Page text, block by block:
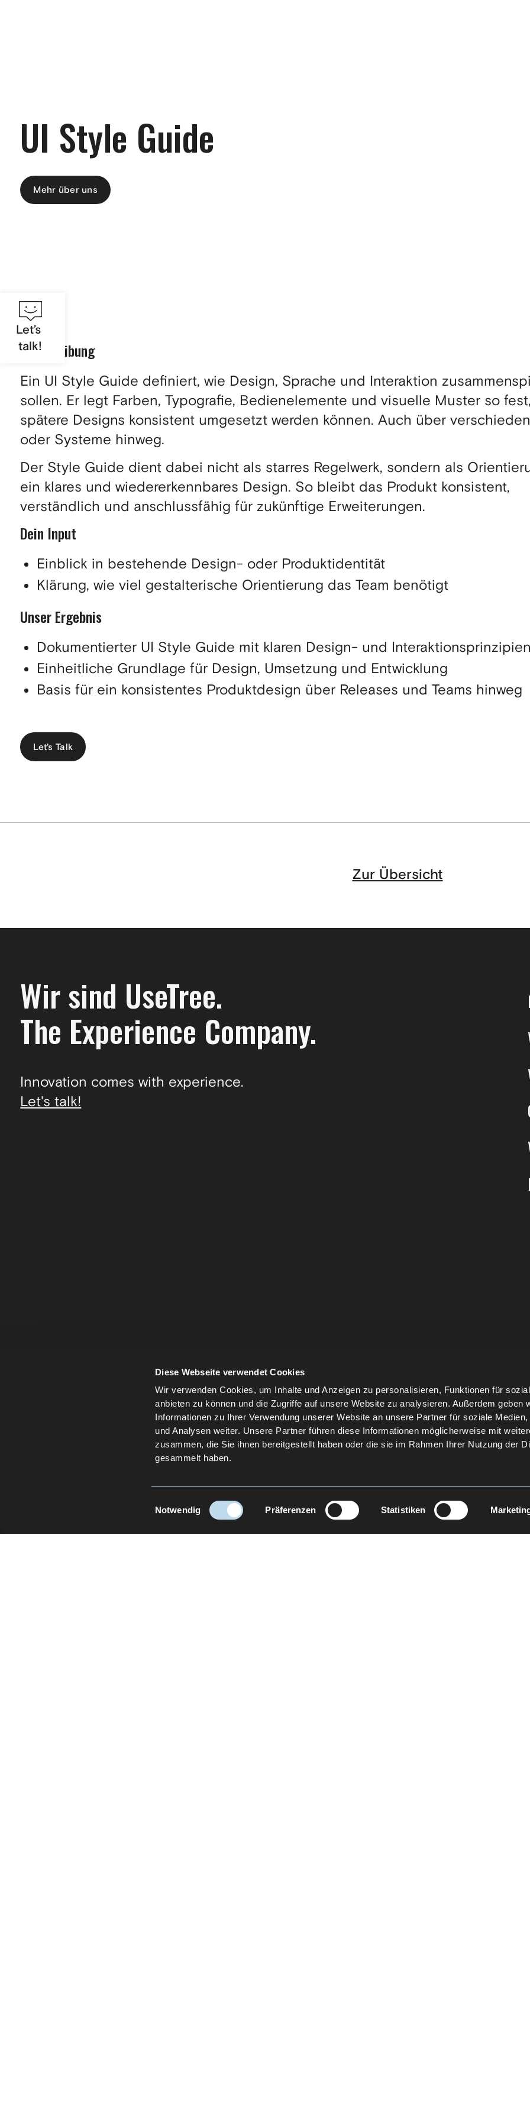
Diese Webseite verwendet Cookies
Wir verwenden Cookies, um Inhalte und Anzeigen zu personalisieren, Funktionen für
anbieten zu können und die Zugriffe auf unsere Website zu analysieren. Außerdem geben
Informationen zu Ihrer Verwendung unserer Website an unsere Partner für soziale Medien,
und Analysen weiter. Unsere Partner führen diese Informationen möglicherweise mit
zusammen, die Sie ihnen bereitgestellt haben oder die sie im Rahmen Ihrer Nutzung der
gesammelt haben.
Einwilligungsauswahl
Notwendig Präferenzen Statistiken
UI Style Guide
Mehr über uns
Let’s
talk!
Beschreibung
Ein UI Style Guide definiert, wie Design, Sprache und Interaktion
sollen. Er legt Farben, Typografie, Bedienelemente und visuelle Muster so
spätere Designs konsistent umgesetzt werden können. Auch über
oder Systeme hinweg.
Der Style Guide dient dabei nicht als starres Regelwerk, sondern als
ein klares und wiedererkennbares Design. So bleibt das Produkt konsistent,
verständlich und anschlussfähig für zukünftige Erweiterungen.
Dein Input
Einblick in bestehende Design- oder Produktidentität
Klärung, wie viel gestalterische Orientierung das Team benötigt
Unser Ergebnis
Dokumentierter UI Style Guide mit klaren Design- und Interaktionsprinzipien
Einheitliche Grundlage für Design, Umsetzung und Entwicklung
Basis für ein konsistentes Produktdesign über Releases und Teams hinweg
Let's Talk
Zur Übersicht
Wir sind UseTree.
The Experience Company.
Innovation comes with experience.
Let's talk!